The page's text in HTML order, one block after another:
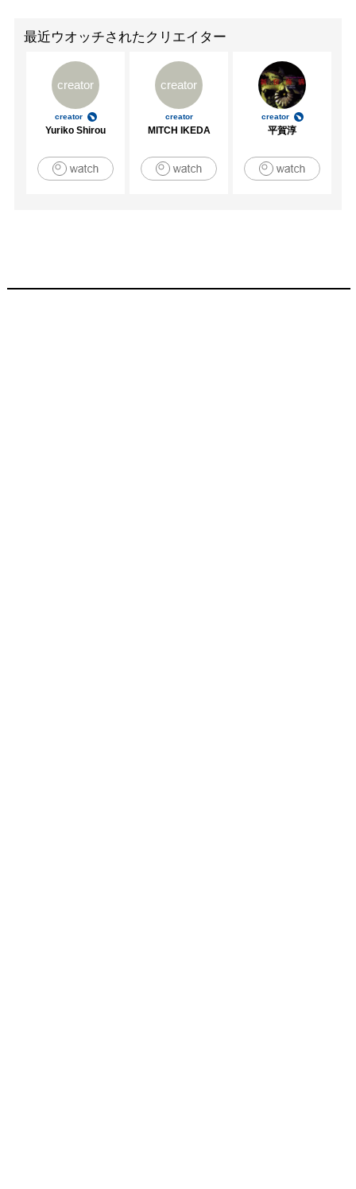
最近ウオッチされたクリエイター
creator
creator
Yuriko Shirou
creator
creator
MITCH IKEDA
creator
平賀淳